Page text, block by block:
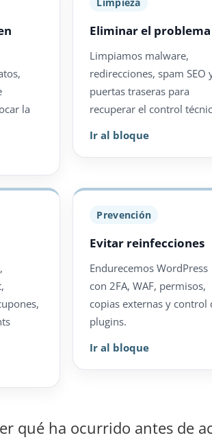
la
Eliminar el problema
Limpiamos malware,
redirecciones, spam SEO
puertas traseras para
recuperar el control
Ir al bloque
Prevención
Evitar reinfecciones
Endurecemos WordPress
con 2FA, WAF, permisos,
copias externas y control
plugins.
Ir al bloque
qué ha ocurrido antes de